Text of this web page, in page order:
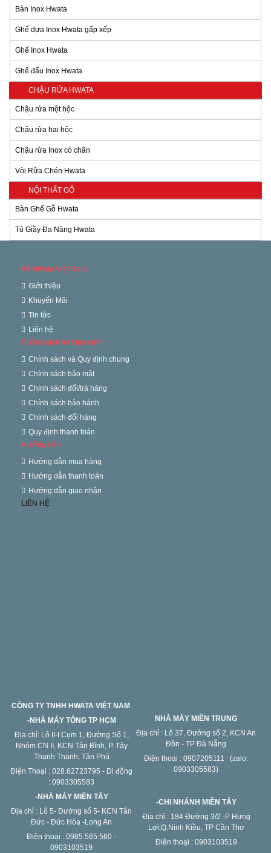
Bàn Inox Hwata
Ghế dựa Inox Hwata gấp xếp
Ghế Inox Hwata
Ghế đẩu Inox Hwata
CHẬU RỬA HWATA
Chậu rửa một hộc
Chậu rửa hai hộc
Chậu rửa Inox có chân
Vòi Rửa Chén Hwata
NỘI THẤT GỖ
Bàn Ghế Gỗ Hwata
Tủ Giầy Đa Năng Hwata
Về Hwata Việt Nam
Giới thiệu
Khuyến Mãi
Tin tức
Liên hệ
Chính sách và Quy định
Chính sách và Quy định chung
Chính sách bảo mật
Chính sách đổi/trả hàng
Chính sách bảo hành
Chính sách đổi hàng
Quy định thanh toán
Hướng dẫn
Hướng dẫn mua hàng
Hướng dẫn thanh toán
Hướng dẫn giao nhận
LIÊN HỆ
CÔNG TY TNHH HWATA VIỆT NAM
-NHÀ MÁY TỔNG TP HCM
Địa chỉ: Lô II-I Cụm 1, Đường Số 1,
Nhóm CN II, KCN Tân Bình, P. Tây
Thạnh Thạnh, Tân Phú
Điện Thoại : 028.62723795 - Di động
: 0903305583
NHÀ MÁY MIỀN TRUNG
Địa chỉ : Lô 37, Đường số 2, KCN An
Đồn - TP Đà Nẵng
Điện thoại : 0907205111 (zalo:
0903305583)
-NHÀ MÁY MIỀN TÂY
Địa chỉ : Lô 5- Đường số 5- KCN Tân
Đức - Đức Hòa -Long An
Điện thoại : 0985 565 560 -
0903103519
-CHI NHÁNH MIỀN TÂY
Địa chỉ : 184 Đường 3/2 -P Hưng
Lợi,Q.Ninh Kiều, TP Cần Thơ
Điện thoại : 0903103519